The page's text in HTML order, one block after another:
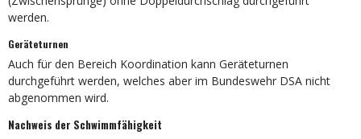
werden.
Geräteturnen
Auch für den Bereich Koordination kann Geräteturnen
durchgeführt werden, welches aber im Bundeswehr DSA nicht
abgenommen wird.
Nachweis der Schwimmfähigkeit